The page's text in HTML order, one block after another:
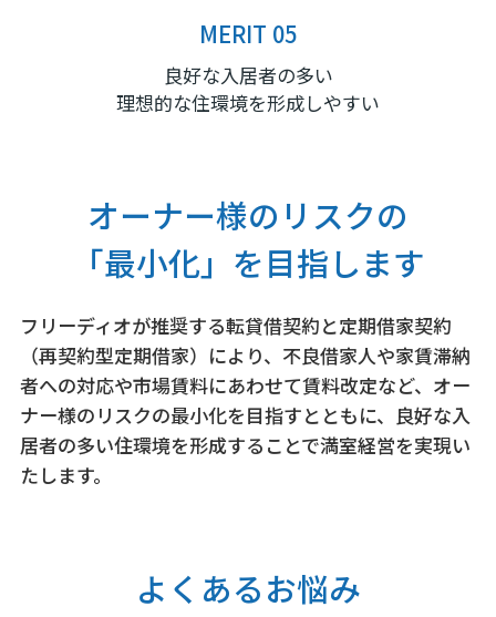
MERIT 05
良好な入居者の多い
理想的な住環境を形成しやすい
オーナー様のリスクの
「最小化」を目指します
フリーディオが推奨する転貸借契約と定期借家契約
（再契約型定期借家）により、不良借家人や家賃滞納
者への対応や市場賃料にあわせて賃料改定など、オー
ナー様のリスクの最小化を目指すとともに、良好な入
居者の多い住環境を形成することで満室経営を実現い
たします。
よくあるお悩み